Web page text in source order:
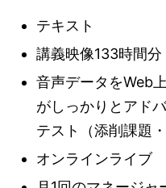
テキスト
講義映像133時間分
音声データをWeb
がしっかりとアド
テスト（添削課題・
オンラインライブ